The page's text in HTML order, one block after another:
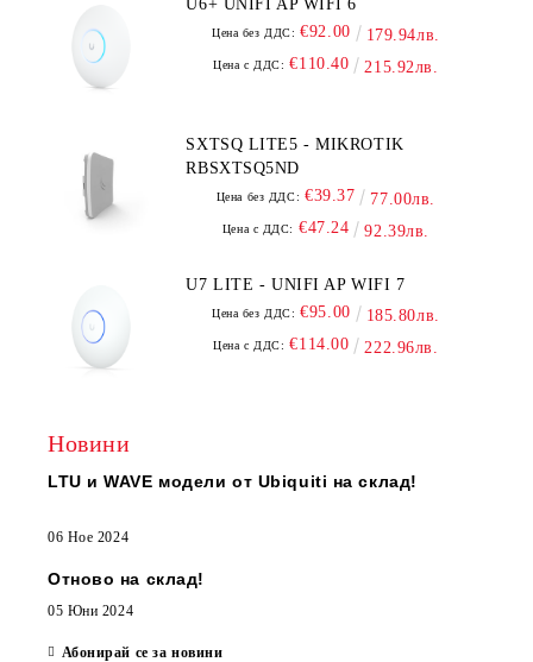
U6+ UNIFI AP WIFI 6
Цена без ДДС: €92.00 179.94лв.
Цена с ДДС: €110.40 215.92лв.
SXTSQ LITE5 - MIKROTIK
RBSXTSQ5ND
Цена без ДДС: €39.37 77.00лв.
Цена с ДДС: €47.24 92.39лв.
U7 LITE - UNIFI AP WIFI 7
Цена без ДДС: €95.00 185.80лв.
Цена с ДДС: €114.00 222.96лв.
Новини
LTU и WAVE модели от Ubiquiti на склад!
06 Ное 2024
Отново на склад!
05 Юни 2024
Абонирай се за новини